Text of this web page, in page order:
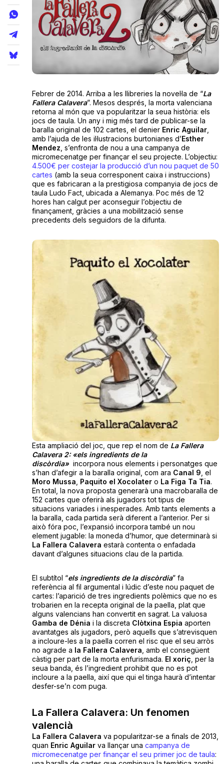
La Llista
Llocs
Febrer de 2014. Arriba a les llibreries la novel·la de “La
Fallera Calavera”. Mesos després, la morta valenciana
retorna al món que va popularitzar la seua història: els
jocs de taula. Un any i mig més tard de publicar-se la
baralla original de 102 cartes, el denier Enric Aguilar,
amb l’ajuda de les il·lustracions burtonianes d’Esther
Mendez , s’enfronta de nou a una campanya de
micromecenatge per finançar el seu projecte. L’objectiu:
4.500€ per costejar la producció d’un nou paquet de 50
cartes (amb la seua corresponent caixa i instruccions)
que es fabricaran a la prestigiosa companyia de jocs de
taula Ludo Fact, ubicada a Alemanya. Poc més de 12
hores han calgut per aconseguir l’objectiu de
finançament, gràcies a una mobilització sense
precedents dels seguidors de la difunta.
Esta ampliació del joc, que rep el nom de La Fallera
Calavera 2: «els ingredients de la
discòrdia» incorpora nous elements i personatges que
s’han d’afegir a la baralla original, com ara Canal 9 , el
Moro Mussa Paquito el Xocolatero La Figa Ta Tia.
En total, la nova proposta generarà una macrobaralla de
152 cartes que oferirà als jugadors tot tipus de
situacions variades i inesperades. Amb tants elements a
la baralla, cada partida serà diferent a l’anterior. Per si
això fóra poc, l’expansió incorpora també un nou
element jugable: la moneda d’humor, que determinarà si
La Fallera Calavera estarà contenta o enfadada
davant d’algunes situacions clau de la partida.
El subtítol “els ingredients de la discòrdia” fa
referència al fil argumental i lúdic d’este nou paquet de
cartes: l’aparició de tres ingredients polèmics que no es
trobarien en la recepta original de la paella, plat que
alguns valencians han convertit en sagrat. La valuosa
Gamba de Dénia i la discreta Clòtxina Espia aporten
avantatges als jugadors, però aquells que s’atrevisquen
a incloure-les a la paella corren el risc que el seu arròs
no agrade a la Fallera Calavera , amb el consegüent
càstig per part de la morta enfurismada. El xoriç , per la
seua banda, és l’ingredient prohibit que no es pot
incloure a la paella, així que qui el tinga haurà d’intentar
desfer-se’n com puga.
La Fallera Calavera: Un fenomen
valencià
La Fallera Calavera va popularitzar-se a finals de 2013,
quan Enric Aguilarva llançar una campanya de
micromecenatge per finançar el seu primer joc de taula: